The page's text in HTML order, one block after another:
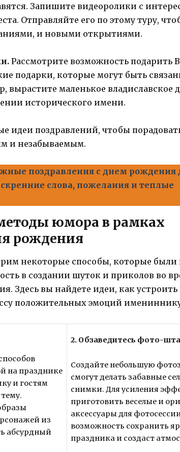
Запишите видеоролики с
Отправляйте его по этому туру,
и новыми открытиями.
Рассмотрите возможность подарить
подарки, которые могут быть
вырастите маленькое владиславское
исторического имени.
идеи поздравлений, чтобы
и незабываемым.
поздравления с днем рождения
слова, пожелания и теплые
юмора в рамках
рождения
некоторые способы, которые
в создании шуток и приколов во
Здесь вы найдете идеи, как устроить
положительных эмоций
на празднике
и гостям
из
абсурдный
2. Обзаведитесь фото-
Создайте небольшую
смогут делать забавные
снимки. Для усиления
приготовить веселые и
аксессуары для
возможность сохранить
праздника и создаст